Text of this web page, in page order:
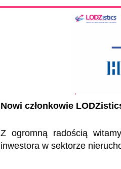
Nowi członkowie
Z ogromną radością
inwestora w sektorze